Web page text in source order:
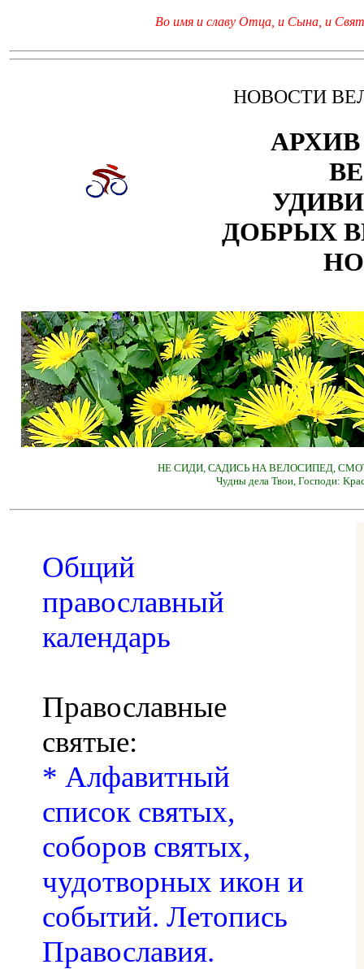
Во имя и славу Отца, и Сына, и
НОВОСТИ
ДОБРЫХ
НЕ СИДИ, САДИСЬ НА ВЕЛОСИПЕД,
Чудны дела Твои, Господи:
Общий
православный
календарь
Православные
святые:
* Алфавитный
список святых,
соборов святых,
чудотворных икон и
событий. Летопись
Православия.